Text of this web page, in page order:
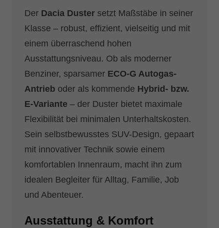
Der Dacia Duster setzt Maßstäbe in seiner
Klasse – robust, effizient, vielseitig und mit
einem überraschend hohen
Ausstattungsniveau. Ob als moderner
Benziner, sparsamer ECO-G Autogas-
Antrieb oder als kommende Hybrid- bzw.
E-Variante – der Duster bietet maximale
Flexibilität bei minimalen Unterhaltskosten.
Sein selbstbewusstes SUV-Design, gepaart
mit innovativer Technik sowie einem
komfortablen Innenraum, macht ihn zum
idealen Begleiter für Alltag, Familie, Job
und Abenteuer.
Ausstattung & Komfort